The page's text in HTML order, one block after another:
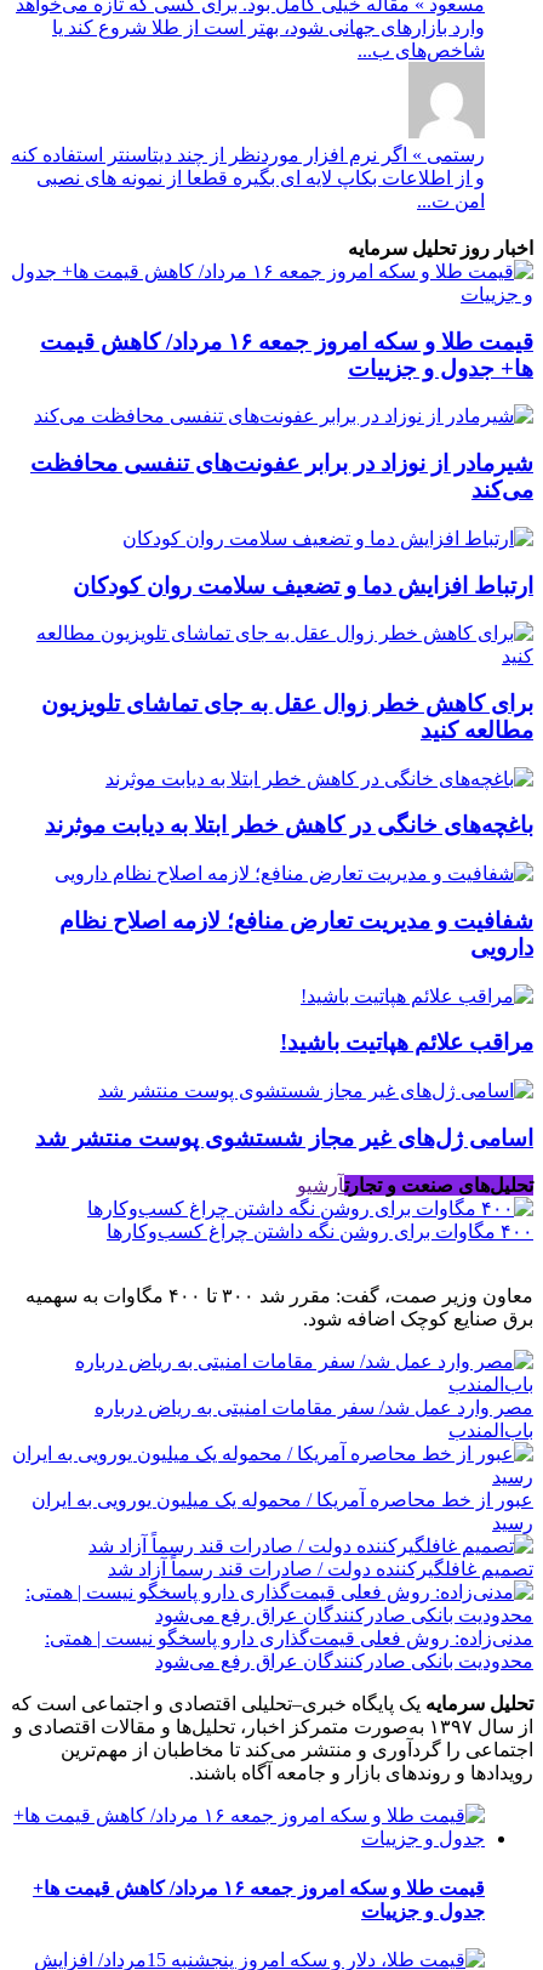
مسعود » مقاله خیلی کامل بود. برای کسی که تازه می‌خواهد
وارد بازارهای جهانی شود، بهتر است از طلا شروع کند یا
شاخص‌های ب...
رستمی » اگر نرم افزار موردنظر از چند دیتاسنتر استفاده کنه
و از اطلاعات بکاپ لایه ای بگیره قطعا از نمونه های نصبی
امن ت...
اخبار روز تحلیل سرمایه
قیمت طلا و سکه امروز جمعه ۱۶ مرداد/ کاهش قیمت
ها+ جدول و جزییات
شیرمادر از نوزاد در برابر عفونت‌های تنفسی محافظت
می‌کند
ارتباط افزایش دما و تضعیف سلامت روان کودکان
برای کاهش خطر زوال عقل به جای تماشای تلویزیون
مطالعه کنید
باغچه‌های خانگی در کاهش خطر ابتلا به دیابت موثرند
شفافیت و مدیریت تعارض منافع؛ لازمه اصلاح نظام
دارویی
مراقب علائم هپاتیت باشید!
اسامی ژل‌های غیر مجاز شستشوی پوست منتشر شد
تحلیل‌های صنعت و تجارتآرشیو
۴۰۰ مگاوات برای روشن نگه داشتن چراغ کسب‌وکار‌ها
معاون وزیر صمت، گفت: مقرر شد ۳۰۰ تا ۴۰۰ مگاوات به سهمیه
برق صنایع کوچک اضافه شود.
مصر وارد عمل شد/ سفر مقامات امنیتی به ریاض درباره
باب‌المندب
عبور از خط محاصره آمریکا / محموله یک میلیون یورویی به ایران
رسید
تصمیم غافلگیرکننده دولت / صادرات قند رسماً آزاد شد
مدنی‌زاده: روش فعلی قیمت‌گذاری دارو پاسخگو نیست | همتی:
محدودیت بانکی صادرکنندگان عراق رفع می‌شود
تحلیل سرمایه یک پایگاه خبری–تحلیلی اقتصادی و اجتماعی است که
از سال ۱۳۹۷ به‌صورت متمرکز اخبار، تحلیل‌ها و مقالات اقتصادی و
اجتماعی را گردآوری و منتشر می‌کند تا مخاطبان از مهم‌ترین
رویدادها و روندهای بازار و جامعه آگاه باشند.
قیمت طلا و سکه امروز جمعه ۱۶ مرداد/ کاهش قیمت ها+
جدول و جزییات